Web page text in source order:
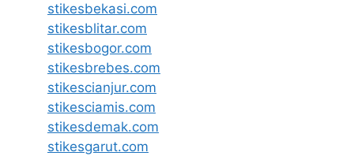
stikesbekasi.com
stikesblitar.com
stikesbogor.com
stikesbrebes.com
stikescianjur.com
stikesciamis.com
stikesdemak.com
stikesgarut.com